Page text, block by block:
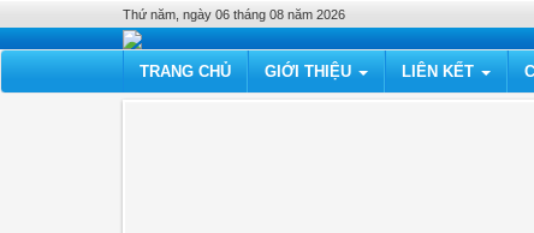
Thứ năm, ngày 06 tháng 08 năm 2026
TRANG CHỦ GIỚI THIỆU LIÊN KẾT